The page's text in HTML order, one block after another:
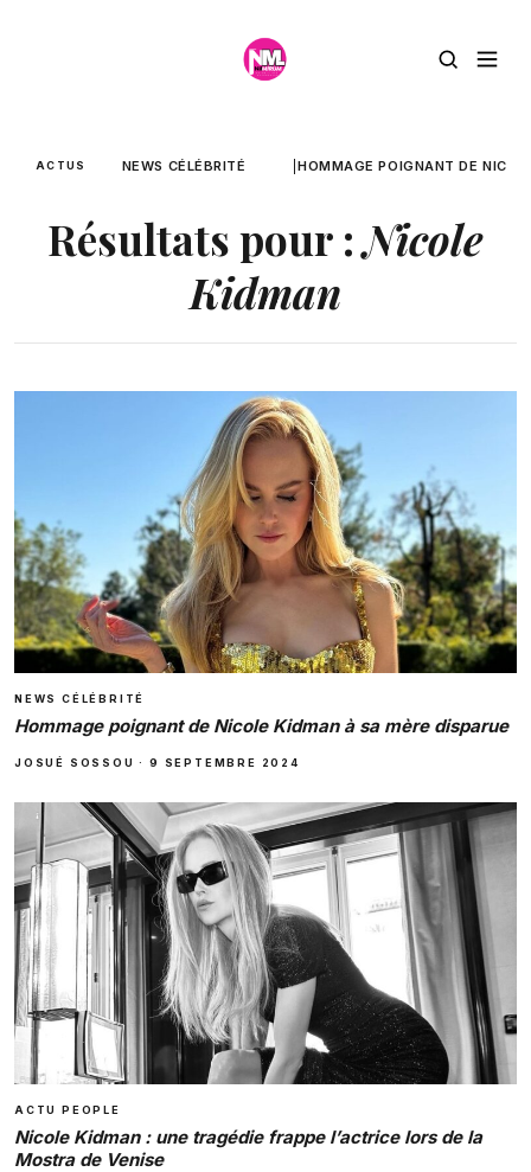
ACTUS NEWS CÉLÉBRITÉ HOMMAGE POIGNANT DE
Résultats pour :Nicole
Kidman
NEWS CÉLÉBRITÉ
Hommage poignant de Nicole Kidman à sa mère disparue
JOSUÉ SOSSOU ·9 SEPTEMBRE 2024
ACTU PEOPLE
Nicole Kidman : une tragédie frappe l’actrice lors de la
Mostra de Venise